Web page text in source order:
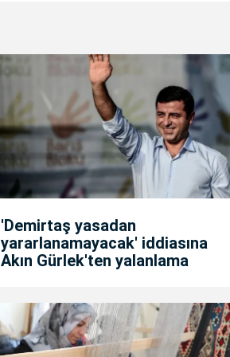
'Demirtaş yasadan
yararlanamayacak' iddiasına
Akın Gürlek'ten yalanlama